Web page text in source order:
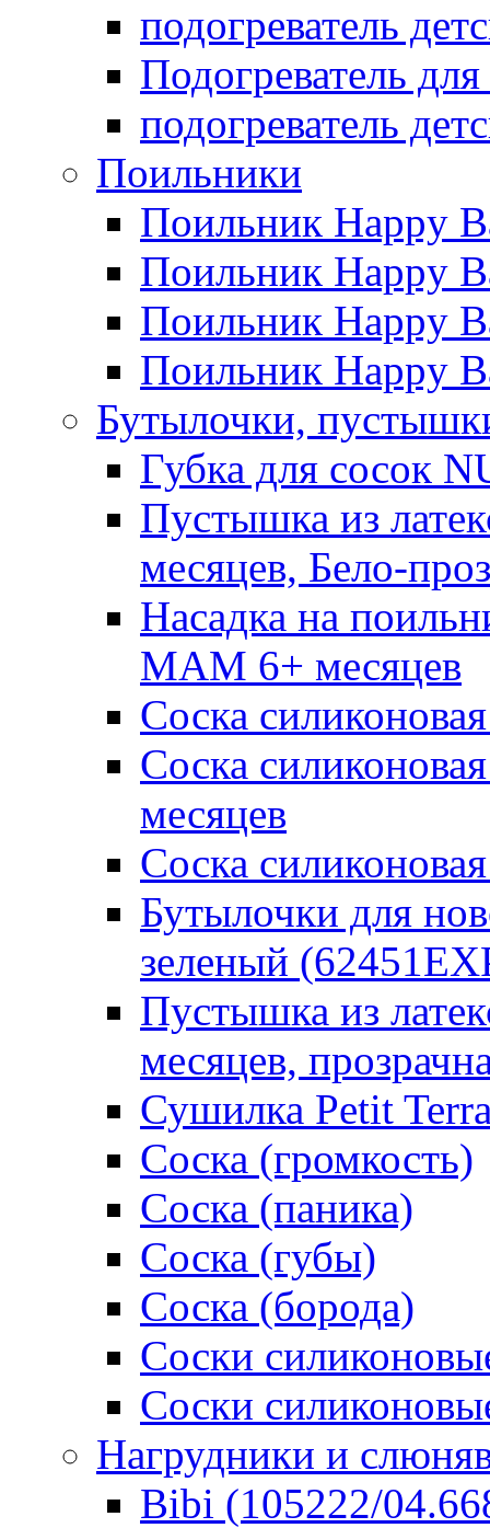
подогреватель
Подогреватель
подогреватель
Поильники
Поильник Happy
Поильник Happy
Поильник Happy
Поильник Happy
Бутылочки,
Губка для сосок
Пустышка из
месяцев, Бело-
Насадка на
MAM 6+ месяцев
Соска
Соска
месяцев
Соска
Бутылочки для
зеленый
Пустышка из
месяцев,
Сушилка Petit
Соска (громкость)
Соска (паника)
Соска (губы)
Соска (борода)
Соски
Соски
Нагрудники и
Bibi (105222/